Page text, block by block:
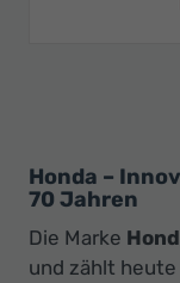
Honda –
70 Jahren
Die Marke
und zählt